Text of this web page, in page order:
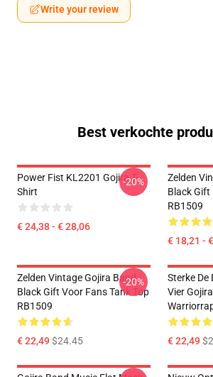
Write your review
Best verkochte
Power Fist KL2201 Gojira T-
Shirt
€ 24,38 - € 28,06
-20%
Zelden
Black Gift
RB1509
€ 18,21 -
Zelden Vintage Gojira Band
Black Gift Voor Fans Tank Top
RB1509
€ 22,49$24.45
-20%
Sterke De
Vier
€ 22,49